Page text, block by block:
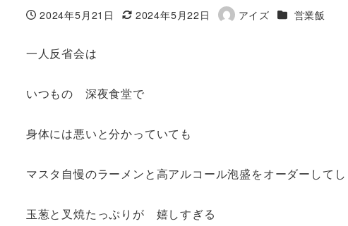
投稿日
2024年5月21日
更新日
2024年5月22日
著
アイズ カテゴリー
営業飯
一人反省会は
いつもの 深夜食堂で
身体には悪いと分かっていても
マスタ自慢のラーメンと高アルコール泡盛をオーダーしてし
玉葱と叉焼たっぷりが 嬉しすぎる